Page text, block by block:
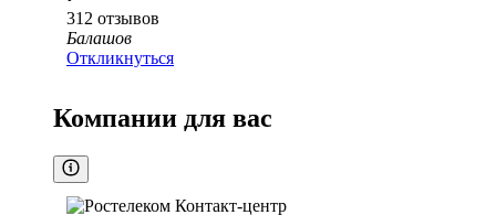
312 отзывов
Балашов
Откликнуться
Компании для вас